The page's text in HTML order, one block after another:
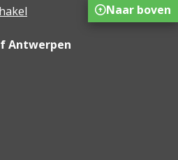
Antwerpen
Naar boven